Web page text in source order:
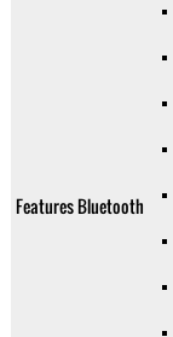
Features Bluetooth